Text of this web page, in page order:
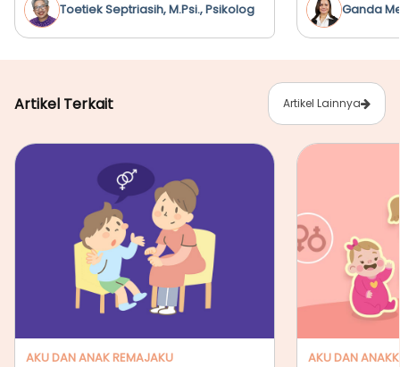
Toetiek Septriasih, M.Psi., Psikolog
Ganda
Artikel Terkait Artikel Lainnya
AKU DAN ANAK REMAJAKU AKU DAN